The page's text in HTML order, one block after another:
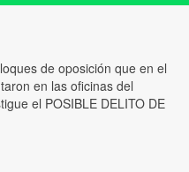
de oposición que en el
en las oficinas del
el POSIBLE DELITO DE